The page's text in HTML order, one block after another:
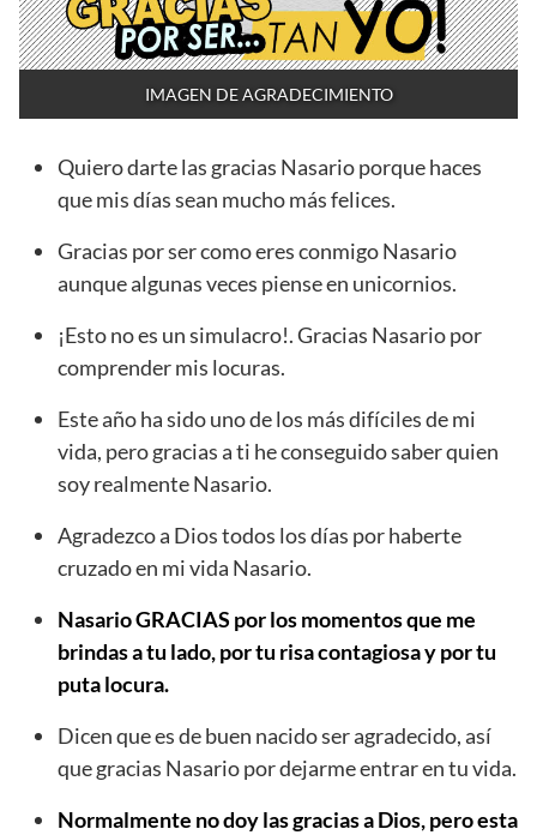
IMAGEN DE AGRADECIMIENTO
Quiero darte las gracias Nasario porque haces
que mis días sean mucho más felices.
Gracias por ser como eres conmigo Nasario
aunque algunas veces piense en unicornios.
¡Esto no es un simulacro!. Gracias Nasario por
comprender mis locuras.
Este año ha sido uno de los más difíciles de mi
vida, pero gracias a ti he conseguido saber quien
soy realmente Nasario.
Agradezco a Dios todos los días por haberte
cruzado en mi vida Nasario.
Nasario GRACIAS por los momentos que me
brindas a tu lado, por tu risa contagiosa y por tu
puta locura.
Dicen que es de buen nacido ser agradecido, así
que gracias Nasario por dejarme entrar en tu vida.
Normalmente no doy las gracias a Dios, pero esta